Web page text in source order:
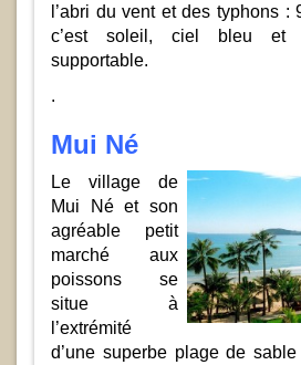
l’abri du vent et des typhons :
c’est soleil, ciel bleu et
supportable.
.
Mui Né
Le village de
Mui Né et son
agréable petit
marché aux
poissons se
situe à
l’extrémité
d’une superbe plage de